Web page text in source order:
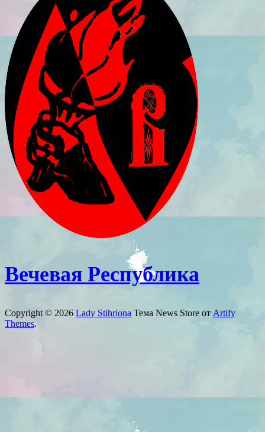
Вечевая Республика
Copyright © 2026 Lady Stihriona Тема News Store от Artify
Themes.